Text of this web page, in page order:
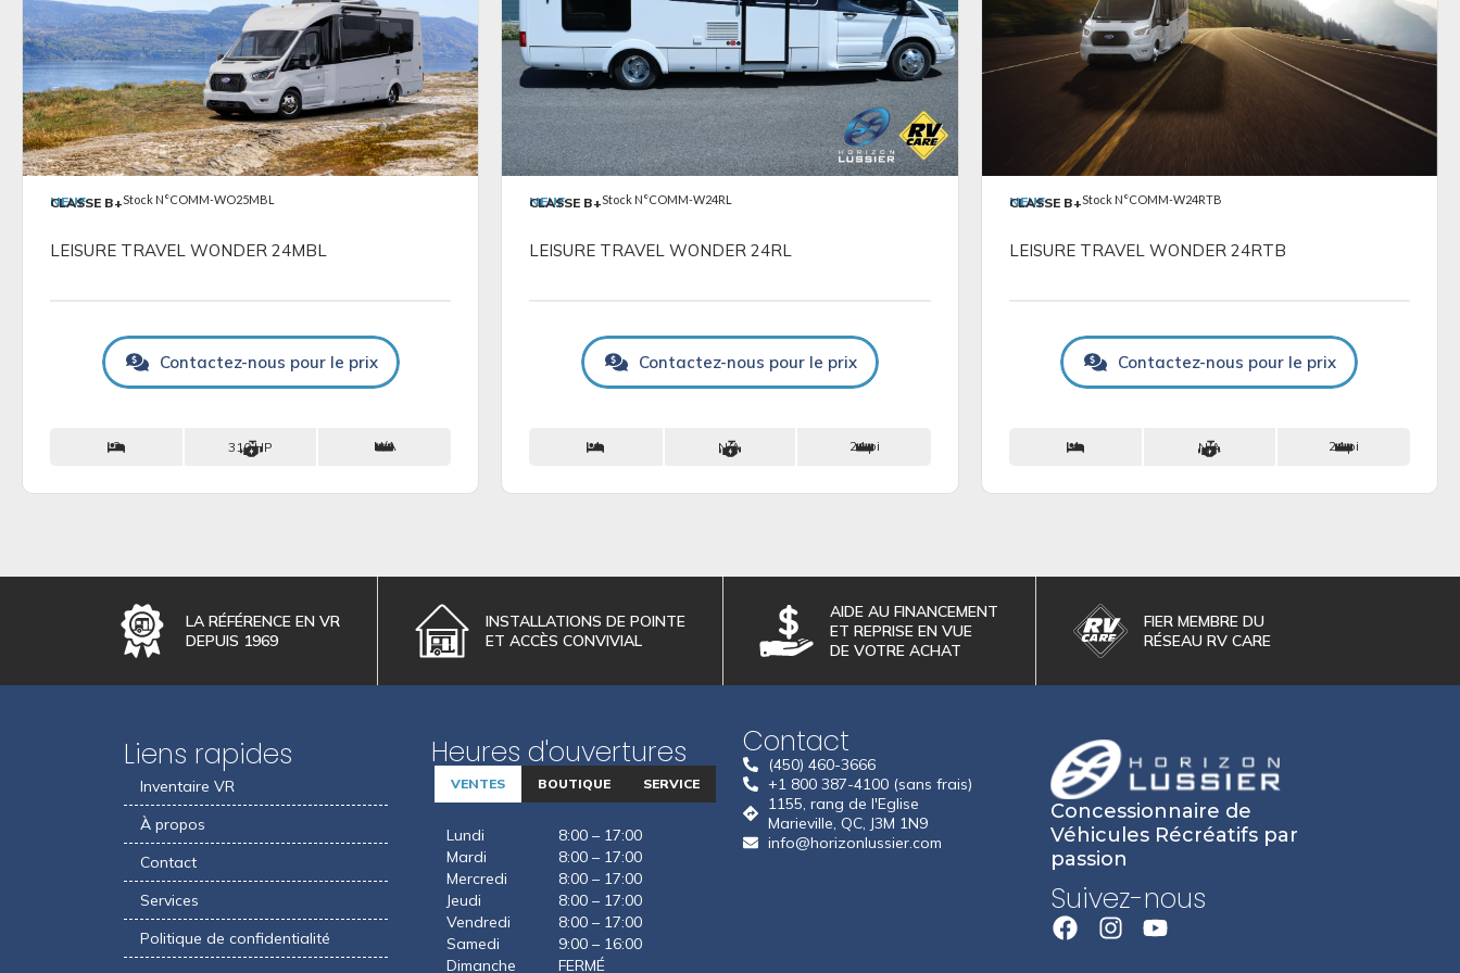
VOIR LES DÉTAILS
NEUF
CLASSE B+Stock N°COMM-WO25MBL
LEISURE TRAVEL WONDER 24MBL
Contactez-nous pour le prix
2 310 HP N/A
VOIR LES DÉTAILS
NEUF
CLASSE B+Stock N°COMM-W24RL
LEISURE TRAVEL WONDER 24RL
Contactez-nous pour le prix
4 N/A 24 pi
VOIR LES DÉTAILS
NEUF
CLASSE B+Stock N°COMM-W24RTB
LEISURE TRAVEL WONDER 24RTB
Contactez-nous pour le prix
4 N/A 24 pi
LA RÉFÉRENCE EN VR
DEPUIS 1969
INSTALLATIONS DE POINTE
ET ACCÈS CONVIVIAL
AIDE AU FINANCEMENT
ET REPRISE EN VUE
DE VOTRE ACHAT
FIER MEMBRE DU
RÉSEAU RV CARE
Liens rapides
Inventaire VR
À propos
Contact
Services
Politique de confidentialité
Heures d'ouvertures
VENTES BOUTIQUE SERVICE
Lundi
8:00 – 17:00
Mardi
8:00 – 17:00
Mercredi
8:00 – 17:00
Jeudi
8:00 – 17:00
Vendredi
8:00 – 17:00
Samedi
9:00 – 16:00
Dimanche
FERMÉ
Contact
(450) 460-3666
+1 800 387-4100 (sans frais)
1155, rang de l'Eglise
Marieville, QC, J3M 1N9
info@horizonlussier.com
Concessionnaire de
Véhicules Récréatifs par
passion
Suivez-nous